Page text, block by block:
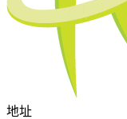
地址